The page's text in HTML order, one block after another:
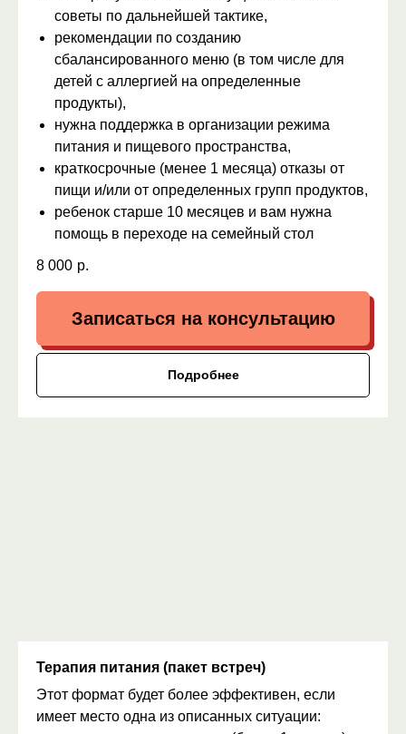
советы по дальнейшей тактике,
рекомендации по созданию
сбалансированного меню (в том числе для
детей с аллергией на определенные
продукты),
нужна поддержка в организации режима
питания и пищевого пространства,
краткосрочные (менее 1 месяца) отказы от
пищи и/или от определенных групп продуктов,
ребенок старше 10 месяцев и вам нужна
помощь в переходе на семейный стол
8 000 р.
Записаться на консультацию
Подробнее
Терапия питания (пакет встреч)
Этот формат будет более эффективен, если
имеет место одна из описанных ситуации: